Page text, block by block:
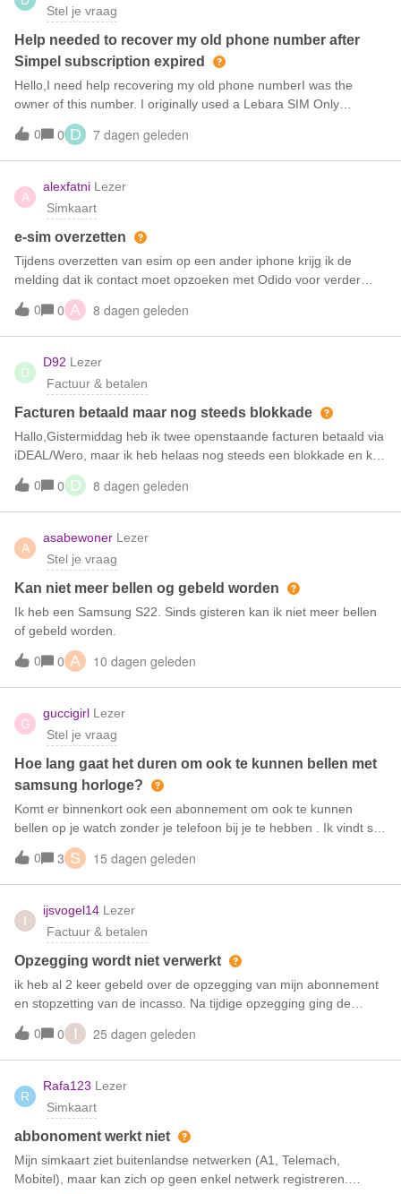
Stel je vraag
Help needed to recover my old phone number after
Simpel subscription expired
Hello,I need help recovering my old phone numberI was the
owner of this number. I originally used a Lebara SIM Only
subscription from 2023. After finishing my Lebara contract, I
transferred the number to Simpel.My Simpel subscription has
now expired, and I no longer have access to the SIM card, but I
need to recover this number because it is connected to my
Google account and other important services.I can provide proof
of ownership, including invoices from Lebara and Simpel, my
personal details and previous contract information.Could you
please tell me if it is possible to reactivate this number or get a
replacement SIM/eSIM after verification?Thank you for your help.
0 0 D 7 dagen geleden
A
alexfatni Lezer
Simkaart
e-sim overzetten
Tijdens overzetten van esim op een ander iphone krijg ik de
melding dat ik contact moet opzoeken met Odido voor verder
assistentie. Bij Odido winkel geweest, het antwoord is zij kunnen
helpen en moet contact opzoeken met Simpel. Kastje naar de
muur spelletje is begonnen. Wie heeft hier ervaring mee en kan
helpen. Ik wil desnoods gewoon teruggaan naar de oude Sim
kaart.
0 0 A 8 dagen geleden
D
D92 Lezer
Factuur & betalen
Facturen betaald maar nog steeds blokkade
Hallo,Gistermiddag heb ik twee openstaande facturen betaald via
iDEAL/Wero, maar ik heb helaas nog steeds een blokkade en kan
dus niet internetten en bellen. Wanneer wordt deze blokkade
opgeheven, zodat ik weer bereikbaar ben? De betaling staat in
de app van Mijn Simpel nog op “wordt verwerkt”, maar de
bedragen zijn wel al afgeschreven van mijn bankrekening.. Wat
nu?
0 0 D 8 dagen geleden
A
asabewoner Lezer
Stel je vraag
Kan niet meer bellen og gebeld worden
Ik heb een Samsung S22. Sinds gisteren kan ik niet meer bellen
of gebeld worden.
0 0 A 10 dagen geleden
G
guccigirl Lezer
Stel je vraag
Hoe lang gaat het duren om ook te kunnen bellen met
samsung horloge?
Komt er binnenkort ook een abonnement om ook te kunnen
bellen op je watch zonder je telefoon bij je te hebben . Ik vindt sim
only een super provider maar ben toch van plan helaas naar een
ander te gaan voor het bellen op mijn Watch8
0 3 S 15 dagen geleden
I
ijsvogel14 Lezer
Factuur & betalen
Opzegging wordt niet verwerkt
ik heb al 2 keer gebeld over de opzegging van mijn abonnement
en stopzetting van de incasso. Na tijdige opzegging ging de
incasso door en heb ik deze geblokkeerd. Er is een creditfactuur
gemaakt voor dit bedrag, Maar ik kreeg alsnog een mail waarin
stond dat ik 15 euro incasso kosten moest betalen.Ik heb na de
2e keer bellen met de klantensevice een mail gevraagd met de
bevestiging, dat ik inderdaad niet hoef te betalen en dat de mail
dat ik incasso kosten zou moeten betalen onterecht is.Maar nu 2
weken later staat in de simpel app dat ik 15 euro incasso kosten
verschuldigd ben. Wanneer wordt de administratie bijgewerkt?
0 0 I 25 dagen geleden
R
Rafa123 Lezer
Simkaart
abbonoment werkt niet
Mijn simkaart ziet buitenlandse netwerken (A1, Telemach,
Mobitel), maar kan zich op geen enkel netwerk registreren.